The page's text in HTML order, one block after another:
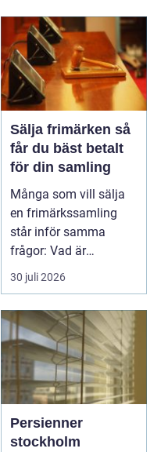
Sälja frimärken så
får du bäst betalt
för din samling
Många som vill sälja
en frimärkssamling
står inför samma
frågor: Vad är
samlingen värd? Var
30 juli 2026
Persienner
stockholm